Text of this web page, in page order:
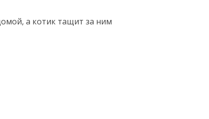
а котик тащит за ним